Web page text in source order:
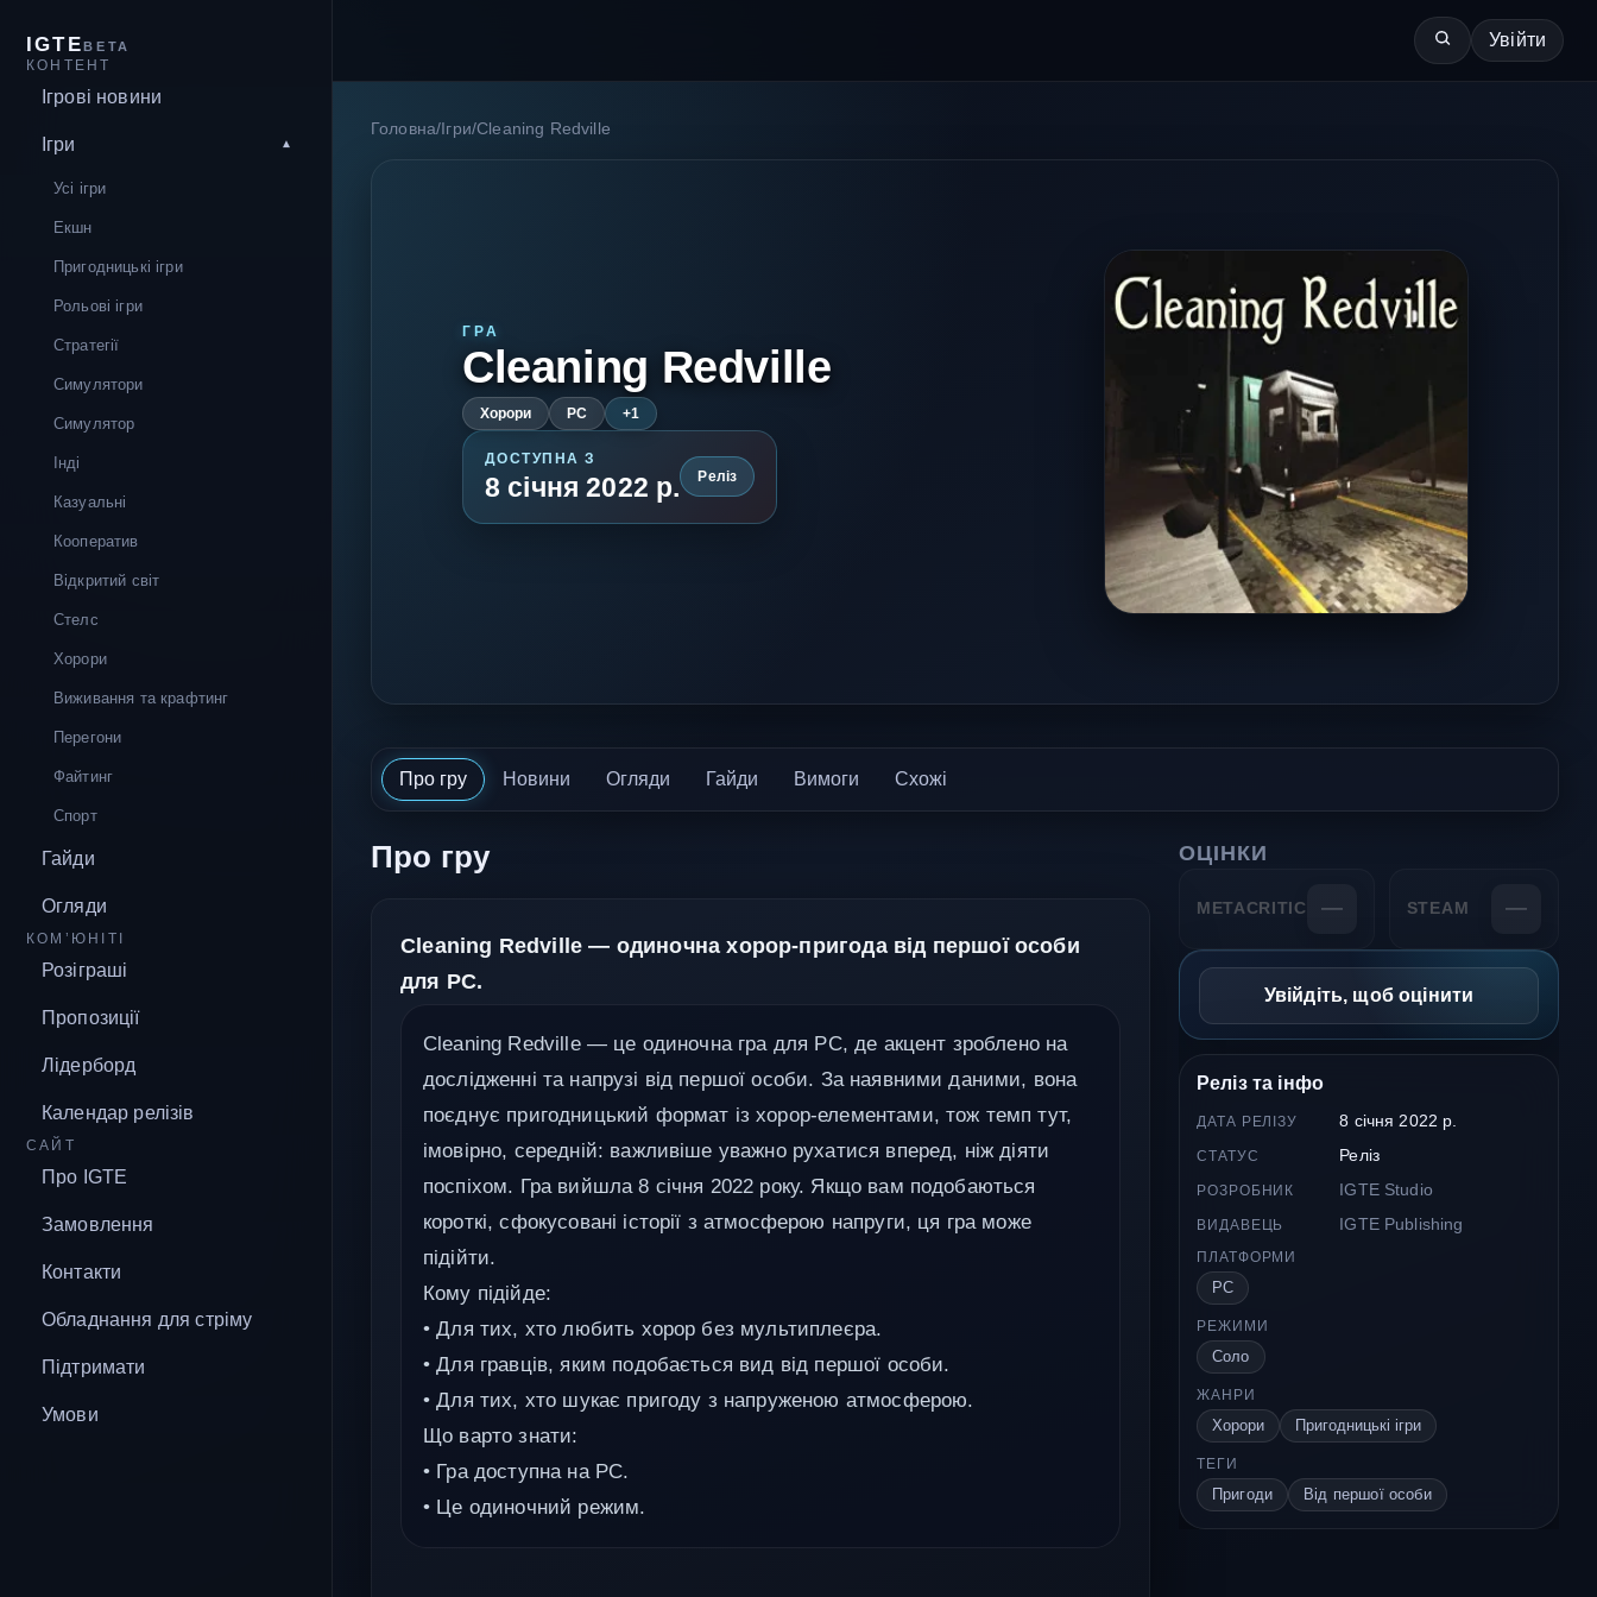
IGTEBETA
КОНТЕНТ
Ігрові новини
Ігри
Усі ігри
Екшн
Пригодницькі ігри
Рольові ігри
Стратегії
Симулятори
Симулятор
Інді
Казуальні
Кооператив
Відкритий світ
Стелс
Хорори
Виживання та крафтинг
Перегони
Файтинг
Спорт
Гайди
Огляди
КОМ’ЮНІТІ
Розіграші
Пропозиції
Лідерборд
Календар релізів
САЙТ
Про IGTE
Замовлення
Контакти
Обладнання для стріму
Підтримати
Умови
Увійти
Головна/ Ігри/Cleaning Redville
ГРА
Cleaning Redville
Хорори PC +1
ДОСТУПНА З
8 січня 2022 р. Реліз
Про гру Новини Огляди Гайди Вимоги Схожі
Про гру
Cleaning Redville — одиночна хорор-пригода від першої особи
для PC.
Cleaning Redville — це одиночна гра для PC, де акцент зроблено на
дослідженні та напрузі від першої особи. За наявними даними, вона
поєднує пригодницький формат із хорор-елементами, тож темп тут,
імовірно, середній: важливіше уважно рухатися вперед, ніж діяти
поспіхом. Гра вийшла 8 січня 2022 року. Якщо вам подобаються
короткі, сфокусовані історії з атмосферою напруги, ця гра може
підійти.
Кому підійде:
• Для тих, хто любить хорор без мультиплеєра.
• Для гравців, яким подобається вид від першої особи.
• Для тих, хто шукає пригоду з напруженою атмосферою.
Що варто знати:
• Гра доступна на PC.
• Це одиночний режим.
ОЦІНКИ
METACRITIC — STEAM —
Увійдіть, щоб оцінити
Реліз та інфо
ДАТА РЕЛІЗУ 8 січня 2022 р.
СТАТУС Реліз
РОЗРОБНИК IGTE Studio
ВИДАВЕЦЬ IGTE Publishing
ПЛАТФОРМИ
PC
РЕЖИМИ
Соло
ЖАНРИ
Хорори Пригодницькі ігри
ТЕГИ
Пригоди Від першої особи